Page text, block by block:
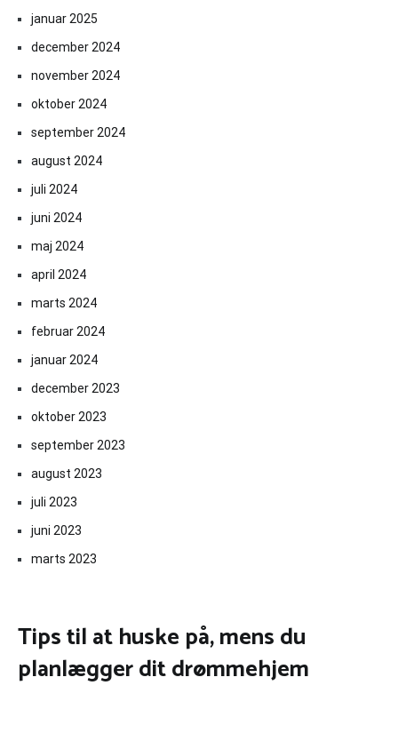
januar 2025
december 2024
november 2024
oktober 2024
september 2024
august 2024
juli 2024
juni 2024
maj 2024
april 2024
marts 2024
februar 2024
januar 2024
december 2023
oktober 2023
september 2023
august 2023
juli 2023
juni 2023
marts 2023
Tips til at huske på, mens du
planlægger dit drømmehjem